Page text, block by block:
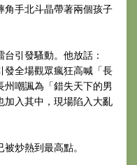
角手北斗晶帶著兩個孩子
引發騷動。他放話：
發全場觀眾瘋狂高喊「長
嘲諷為「錯失天下的男
加入其中，現場陷入大亂
炒熱到最高點。